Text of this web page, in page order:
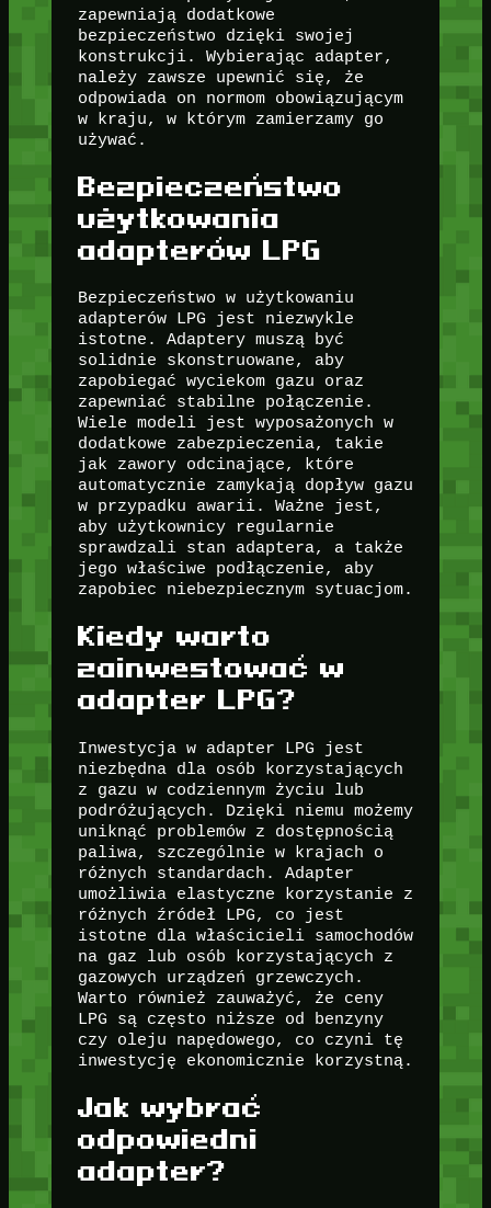
zapewniają dodatkowe
bezpieczeństwo dzięki swojej
konstrukcji. Wybierając adapter,
należy zawsze upewnić się, że
odpowiada on normom obowiązującym
w kraju, w którym zamierzamy go
używać.
Bezpieczeństwo
użytkowania
adapterów LPG
Bezpieczeństwo w użytkowaniu
adapterów LPG jest niezwykle
istotne. Adaptery muszą być
solidnie skonstruowane, aby
zapobiegać wyciekom gazu oraz
zapewniać stabilne połączenie.
Wiele modeli jest wyposażonych w
dodatkowe zabezpieczenia, takie
jak zawory odcinające, które
automatycznie zamykają dopływ gazu
w przypadku awarii. Ważne jest,
aby użytkownicy regularnie
sprawdzali stan adaptera, a także
jego właściwe podłączenie, aby
zapobiec niebezpiecznym sytuacjom.
Kiedy warto
zainwestować w
adapter LPG?
Inwestycja w adapter LPG jest
niezbędna dla osób korzystających
z gazu w codziennym życiu lub
podróżujących. Dzięki niemu możemy
uniknąć problemów z dostępnością
paliwa, szczególnie w krajach o
różnych standardach. Adapter
umożliwia elastyczne korzystanie z
różnych źródeł LPG, co jest
istotne dla właścicieli samochodów
na gaz lub osób korzystających z
gazowych urządzeń grzewczych.
Warto również zauważyć, że ceny
LPG są często niższe od benzyny
czy oleju napędowego, co czyni tę
inwestycję ekonomicznie korzystną.
Jak wybrać
odpowiedni
adapter?